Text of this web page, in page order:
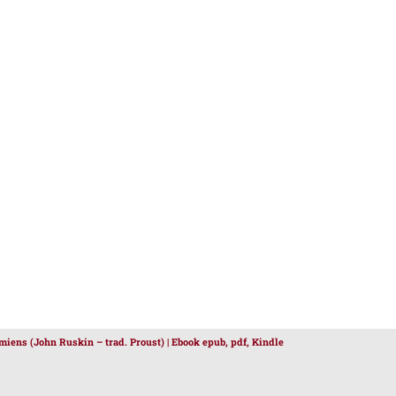
(John Ruskin – trad. Proust) | Ebook epub, pdf, Kindle